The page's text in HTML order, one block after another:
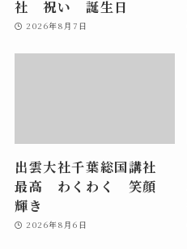
社 祝い 誕生日
2026年8月7日
出雲大社千葉総国講社
最高 わくわく 笑顔
輝き
2026年8月6日